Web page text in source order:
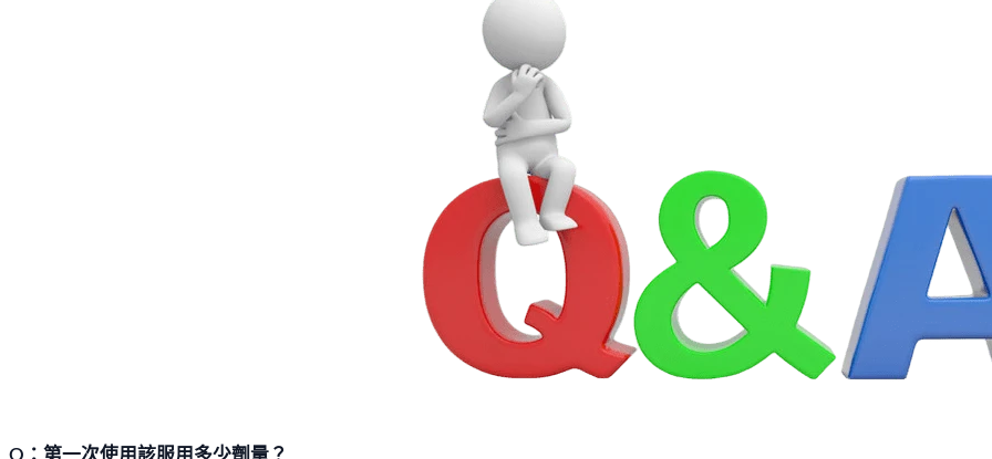
Q：第一次使用該服用多少劑量？